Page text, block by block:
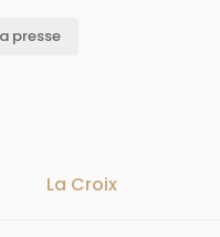
presse
La Croix